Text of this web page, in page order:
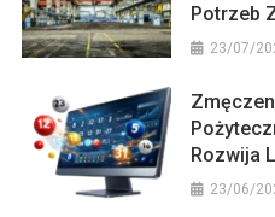
Potrzeb
23/07/
Rozwija
23/06/